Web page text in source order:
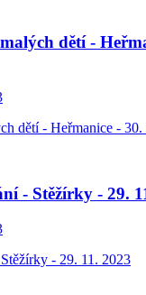
dětí -
dětí - Heřmanice - 30.
- Stěžírky - 29.
- 29. 11. 2023